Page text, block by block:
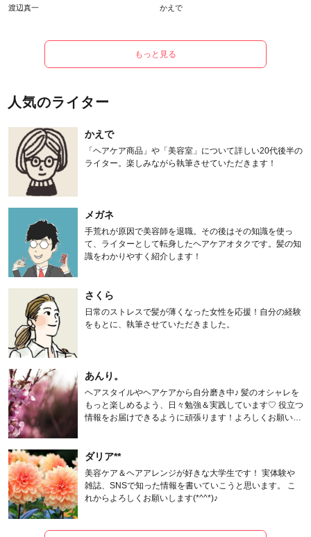
渡辺真一 かえで
もっと見る
人気のライター
かえで
「ヘアケア商品」や「美容室」について詳しい20代後半の
ライター。楽しみながら執筆させていただきます！
メガネ
手荒れが原因で美容師を退職。その後はその知識を使っ
て、ライターとして転身したヘアケアオタクです。髪の知
識をわかりやすく紹介します！
さくら
日常のストレスで髪が薄くなった女性を応援！自分の経験
をもとに、執筆させていただきました。
あんり。
ヘアスタイルやヘアケアから自分磨き中♪ 髪のオシャレを
もっと楽しめるよう、日々勉強＆実践しています♡ 役立つ
情報をお届けできるように頑張ります！よろしくお願いし
ダリア**
美容ケア＆ヘアアレンジが好きな大学生です！ 実体験や
雑誌、SNSで知った情報を書いていこうと思います。 こ
れからよろしくお願いします(*^^*)♪